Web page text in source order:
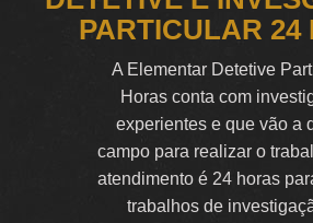
PARTICULAR 24
A Elementar Detetive
Horas conta com
experientes e que vão a
campo para realizar o
atendimento é 24 horas
trabalhos de